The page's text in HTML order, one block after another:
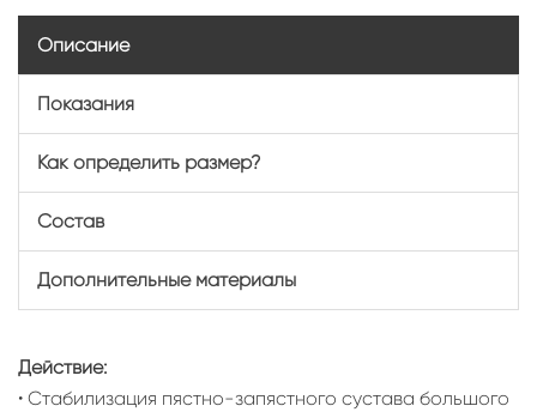
Описание
Показания
Как определить размер?
Состав
Дополнительные материалы
Действие:
• Стабилизация пястно-запястного сустава большого